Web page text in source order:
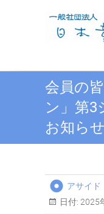
一般社
会
会員の
ン」第
お知らせ
アサイド
日付: 2025